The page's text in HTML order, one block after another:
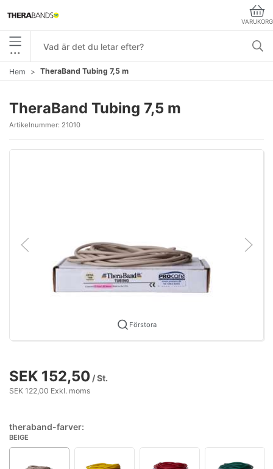
VARUKORG
•••
Hem TheraBand Tubing 7,5 m
TheraBand Tubing 7,5 m
Artikelnummer: 21010
Förstora
SEK 152,50 / St.
SEK 122,00 Exkl. moms
theraband-farver:
BEIGE